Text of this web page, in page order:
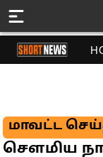
மாவட்ட
சௌமிய